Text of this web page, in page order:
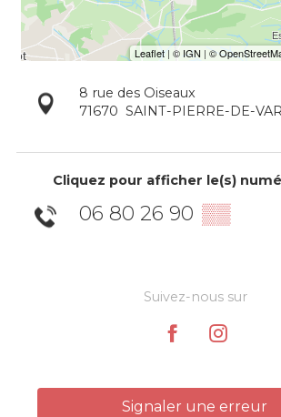
8 rue des Oiseaux
71670 SAINT-PIERRE-DE-
Cliquez pour afficher le(s)
06 80 26 90 ▒▒
Suivez-nous sur
Signaler une erreur